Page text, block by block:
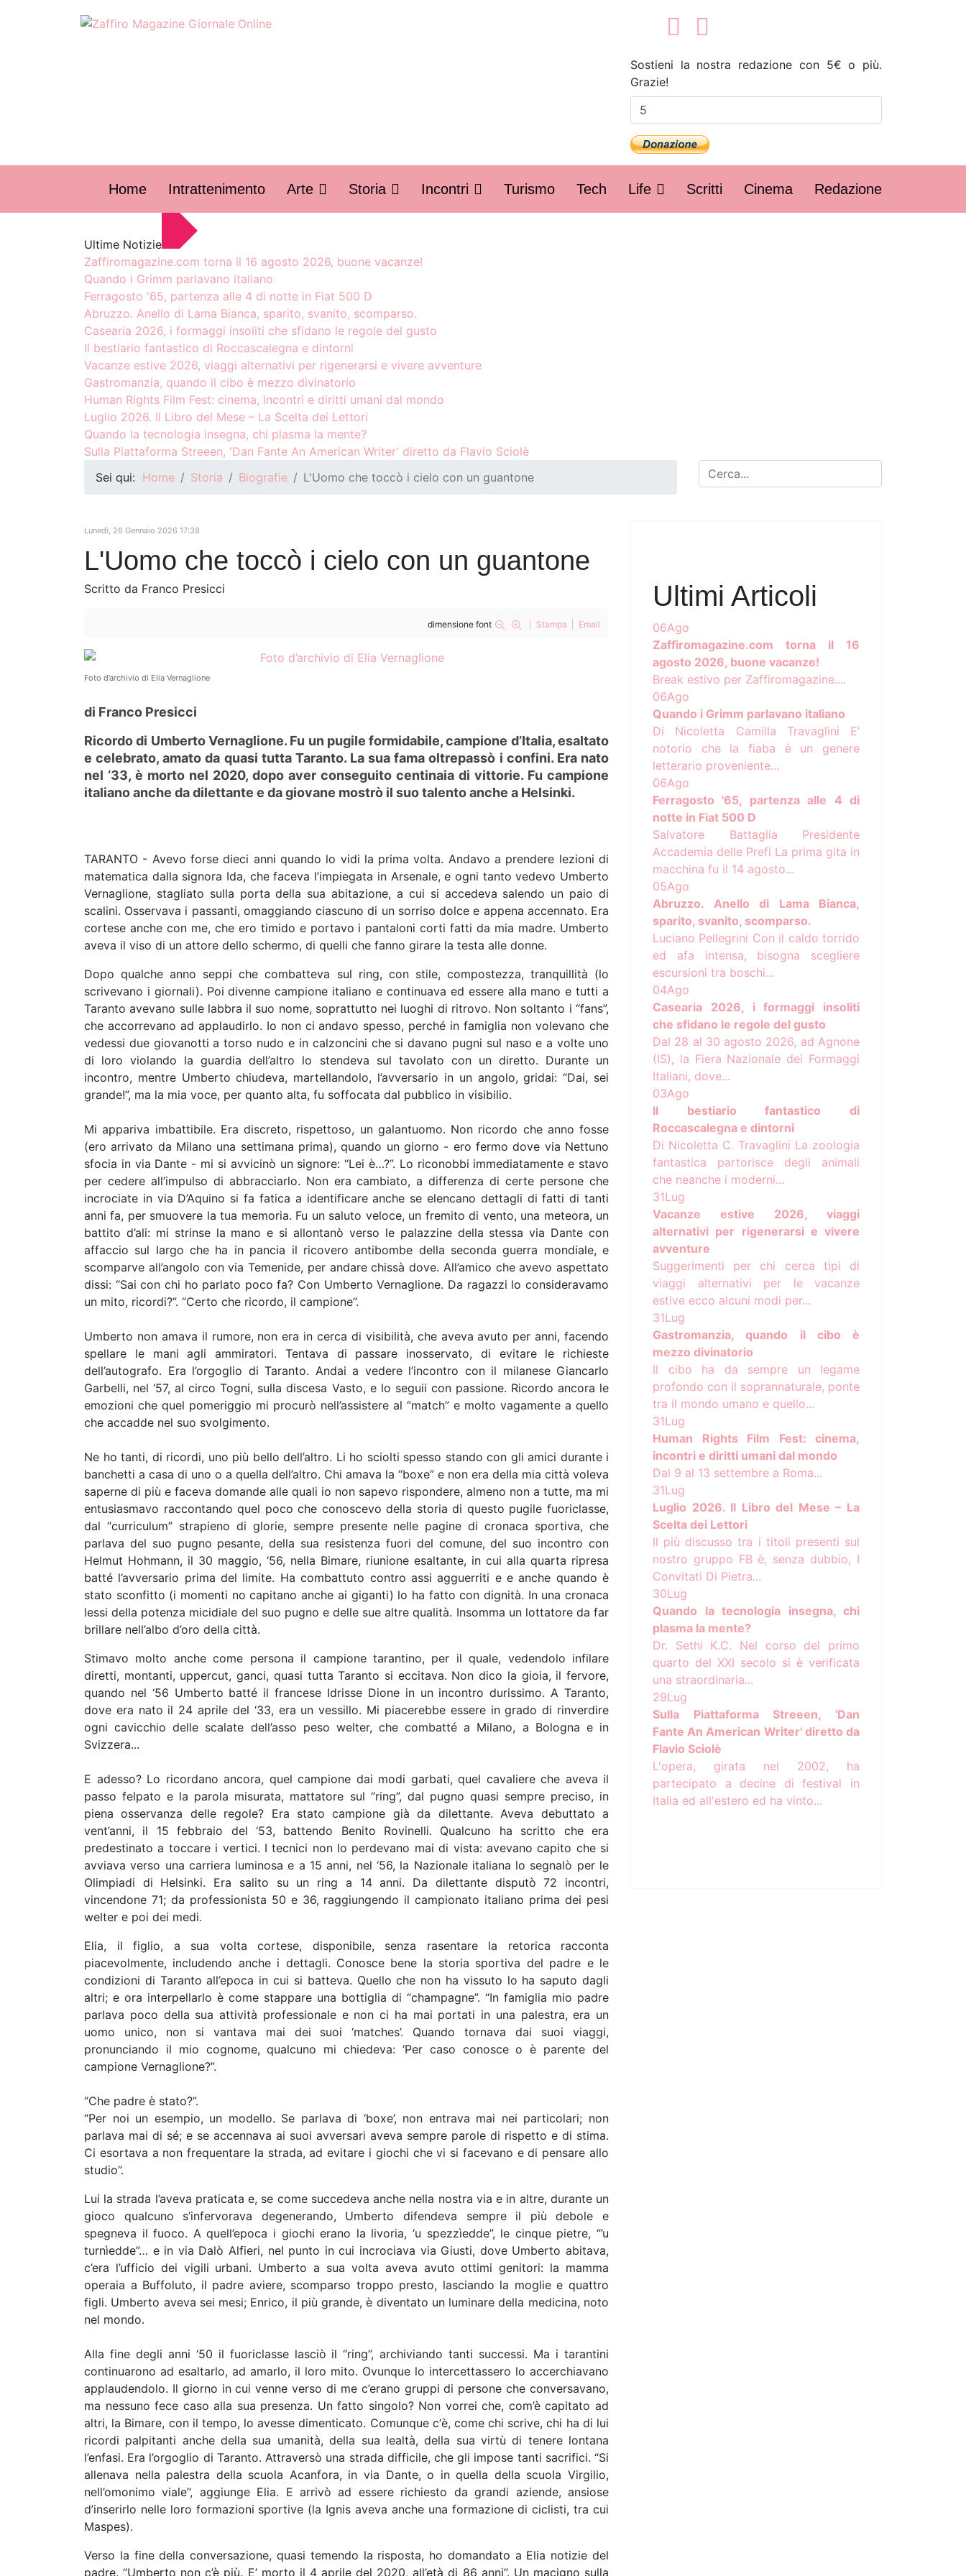
Sostieni la nostra redazione con 5€ o più.
Grazie!
Home Intrattenimento Arte Storia Incontri Turismo Tech Life Scritti Cinema Redazione
Ultime Notizie
Zaffiromagazine.com torna il 16 agosto 2026, buone vacanze!
Quando i Grimm parlavano italiano
Ferragosto '65, partenza alle 4 di notte in Fiat 500 D
Abruzzo. Anello di Lama Bianca, sparito, svanito, scomparso.
Casearia 2026, i formaggi insoliti che sfidano le regole del gusto
Il bestiario fantastico di Roccascalegna e dintorni
Vacanze estive 2026, viaggi alternativi per rigenerarsi e vivere avventure
Gastromanzia, quando il cibo è mezzo divinatorio
Human Rights Film Fest: cinema, incontri e diritti umani dal mondo
Luglio 2026. Il Libro del Mese – La Scelta dei Lettori
Quando la tecnologia insegna, chi plasma la mente?
Sulla Piattaforma Streeen, 'Dan Fante An American Writer' diretto da Flavio Sciolè
Sei qui: Home Storia Biografie L'Uomo che toccò i cielo con un guantone
Lunedì, 26 Gennaio 2026 17:38
L'Uomo che toccò i cielo con un guantone
Scritto da Franco Presicci
dimensione font Stampa Email
Foto d’archivio di Elia Vernaglione
di Franco Presicci
Ricordo di Umberto Vernaglione. Fu un pugile formidabile, campione d’Italia, esaltato
e celebrato, amato da quasi tutta Taranto. La sua fama oltrepassò i confini. Era nato
nel ‘33, è morto nel 2020, dopo aver conseguito centinaia di vittorie. Fu campione
italiano anche da dilettante e da giovane mostrò il suo talento anche a Helsinki.
TARANTO - Avevo forse dieci anni quando lo vidi la prima volta. Andavo a prendere lezioni di
matematica dalla signora Ida, che faceva l’impiegata in Arsenale, e ogni tanto vedevo Umberto
Vernaglione, stagliato sulla porta della sua abitazione, a cui si accedeva salendo un paio di
scalini. Osservava i passanti, omaggiando ciascuno di un sorriso dolce e appena accennato. Era
cortese anche con me, che ero timido e portavo i pantaloni corti fatti da mia madre. Umberto
aveva il viso di un attore dello schermo, di quelli che fanno girare la testa alle donne.
Dopo qualche anno seppi che combatteva sul ring, con stile, compostezza, tranquillità (lo
scrivevano i giornali). Poi divenne campione italiano e continuava ed essere alla mano e tutti a
Taranto avevano sulle labbra il suo nome, soprattutto nei luoghi di ritrovo. Non soltanto i “fans”,
che accorrevano ad applaudirlo. Io non ci andavo spesso, perché in famiglia non volevano che
vedessi due giovanotti a torso nudo e in calzoncini che si davano pugni sul naso e a volte uno
di loro violando la guardia dell’altro lo stendeva sul tavolato con un diretto. Durante un
incontro, mentre Umberto chiudeva, martellandolo, l’avversario in un angolo, gridai: “Dai, sei
grande!”, ma la mia voce, per quanto alta, fu soffocata dal pubblico in visibilio.
Mi appariva imbattibile. Era discreto, rispettoso, un galantuomo. Non ricordo che anno fosse
(ero arrivato da Milano una settimana prima), quando un giorno - ero fermo dove via Nettuno
sfocia in via Dante - mi si avvicinò un signore: “Lei è…?”. Lo riconobbi immediatamente e stavo
per cedere all’impulso di abbracciarlo. Non era cambiato, a differenza di certe persone che
incrociate in via D’Aquino si fa fatica a identificare anche se elencano dettagli di fatti di tanti
anni fa, per smuovere la tua memoria. Fu un saluto veloce, un fremito di vento, una meteora, un
battito d’ali: mi strinse la mano e si allontanò verso le palazzine della stessa via Dante con
affaccio sul largo che ha in pancia il ricovero antibombe della seconda guerra mondiale, e
scomparve all’angolo con via Temenide, per andare chissà dove. All’amico che avevo aspettato
dissi: “Sai con chi ho parlato poco fa? Con Umberto Vernaglione. Da ragazzi lo consideravamo
un mito, ricordi?”. “Certo che ricordo, il campione”.
Umberto non amava il rumore, non era in cerca di visibilità, che aveva avuto per anni, facendo
spellare le mani agli ammiratori. Tentava di passare inosservato, di evitare le richieste
dell’autografo. Era l’orgoglio di Taranto. Andai a vedere l’incontro con il milanese Giancarlo
Garbelli, nel ‘57, al circo Togni, sulla discesa Vasto, e lo seguii con passione. Ricordo ancora le
emozioni che quel pomeriggio mi procurò nell’assistere al “match” e molto vagamente a quello
che accadde nel suo svolgimento.
Ne ho tanti, di ricordi, uno più bello dell’altro. Li ho sciolti spesso stando con gli amici durante i
banchetti a casa di uno o a quella dell’altro. Chi amava la “boxe” e non era della mia città voleva
saperne di più e faceva domande alle quali io non sapevo rispondere, almeno non a tutte, ma mi
entusiasmavo raccontando quel poco che conoscevo della storia di questo pugile fuoriclasse,
dal “curriculum” strapieno di glorie, sempre presente nelle pagine di cronaca sportiva, che
parlava del suo pugno pesante, della sua resistenza fuori del comune, del suo incontro con
Helmut Hohmann, il 30 maggio, ‘56, nella Bimare, riunione esaltante, in cui alla quarta ripresa
batté l’avversario prima del limite. Ha combattuto contro assi agguerriti e e anche quando è
stato sconfitto (i momenti no capitano anche ai giganti) lo ha fatto con dignità. In una cronaca
lessi della potenza micidiale del suo pugno e delle sue altre qualità. Insomma un lottatore da far
brillare nell’albo d’oro della città.
Stimavo molto anche come persona il campione tarantino, per il quale, vedendolo infilare
diretti, montanti, uppercut, ganci, quasi tutta Taranto si eccitava. Non dico la gioia, il fervore,
quando nel ‘56 Umberto batté il francese Idrisse Dione in un incontro durissimo. A Taranto,
dove era nato il 24 aprile del ‘33, era un vessillo. Mi piacerebbe essere in grado di rinverdire
ogni cavicchio delle scalate dell’asso peso welter, che combatté a Milano, a Bologna e in
Svizzera...
E adesso? Lo ricordano ancora, quel campione dai modi garbati, quel cavaliere che aveva il
passo felpato e la parola misurata, mattatore sul “ring”, dal pugno quasi sempre preciso, in
piena osservanza delle regole? Era stato campione già da dilettante. Aveva debuttato a
vent’anni, il 15 febbraio del ‘53, battendo Benito Rovinelli. Qualcuno ha scritto che era
predestinato a toccare i vertici. I tecnici non lo perdevano mai di vista: avevano capito che si
avviava verso una carriera luminosa e a 15 anni, nel ‘56, la Nazionale italiana lo segnalò per le
Olimpiadi di Helsinki. Era salito su un ring a 14 anni. Da dilettante disputò 72 incontri,
vincendone 71; da professionista 50 e 36, raggiungendo il campionato italiano prima dei pesi
welter e poi dei medi.
Elia, il figlio, a sua volta cortese, disponibile, senza rasentare la retorica racconta
piacevolmente, includendo anche i dettagli. Conosce bene la storia sportiva del padre e le
condizioni di Taranto all’epoca in cui si batteva. Quello che non ha vissuto lo ha saputo dagli
altri; e ora interpellarlo è come stappare una bottiglia di “champagne”. “In famiglia mio padre
parlava poco della sua attività professionale e non ci ha mai portati in una palestra, era un
uomo unico, non si vantava mai dei suoi ‘matches’. Quando tornava dai suoi viaggi,
pronunciando il mio cognome, qualcuno mi chiedeva: ‘Per caso conosce o è parente del
campione Vernaglione?”.
“Che padre è stato?”.
“Per noi un esempio, un modello. Se parlava di ‘boxe’, non entrava mai nei particolari; non
parlava mai di sé; e se accennava ai suoi avversari aveva sempre parole di rispetto e di stima.
Ci esortava a non frequentare la strada, ad evitare i giochi che vi si facevano e di pensare allo
studio”.
Lui la strada l’aveva praticata e, se come succedeva anche nella nostra via e in altre, durante un
gioco qualcuno s’infervorava degenerando, Umberto difendeva sempre il più debole e
spegneva il fuoco. A quell’epoca i giochi erano la livoria, ‘u spezzìedde”, le cinque pietre, “’u
turnìedde”… e in via Dalò Alfieri, nel punto in cui incrociava via Giusti, dove Umberto abitava,
c’era l’ufficio dei vigili urbani. Umberto a sua volta aveva avuto ottimi genitori: la mamma
operaia a Buffoluto, il padre aviere, scomparso troppo presto, lasciando la moglie e quattro
figli. Umberto aveva sei mesi; Enrico, il più grande, è diventato un luminare della medicina, noto
nel mondo.
Alla fine degli anni ‘50 il fuoriclasse lasciò il “ring”, archiviando tanti successi. Ma i tarantini
continuarono ad esaltarlo, ad amarlo, il loro mito. Ovunque lo intercettassero lo accerchiavano
applaudendolo. Il giorno in cui venne verso di me c’erano gruppi di persone che conversavano,
ma nessuno fece caso alla sua presenza. Un fatto singolo? Non vorrei che, com’è capitato ad
altri, la Bimare, con il tempo, lo avesse dimenticato. Comunque c‘è, come chi scrive, chi ha di lui
ricordi palpitanti anche della sua umanità, della sua lealtà, della sua virtù di tenere lontana
l’enfasi. Era l’orgoglio di Taranto. Attraversò una strada difficile, che gli impose tanti sacrifici. “Si
allenava nella palestra della scuola Acanfora, in via Dante, o in quella della scuola Virgilio,
nell’omonimo viale”, aggiunge Elia. E arrivò ad essere richiesto da grandi aziende, ansiose
d’inserirlo nelle loro formazioni sportive (la Ignis aveva anche una formazione di ciclisti, tra cui
Maspes).
Verso la fine della conversazione, quasi temendo la risposta, ho domandato a Elia notizie del
padre. “Umberto non c’è più. E’ morto il 4 aprile del 2020, all’età di 86 anni”. Un macigno sulla
Ultimi Articoli
06Ago
Zaffiromagazine.com torna il 16
agosto 2026, buone vacanze!
Break estivo per Zaffiromagazine....
06Ago
Quando i Grimm parlavano italiano
Di Nicoletta Camilla Travaglini E’
notorio che la fiaba è un genere
letterario proveniente...
06Ago
Ferragosto '65, partenza alle 4 di
notte in Fiat 500 D
Salvatore Battaglia Presidente
Accademia delle Prefi La prima gita in
macchina fu il 14 agosto...
05Ago
Abruzzo. Anello di Lama Bianca,
sparito, svanito, scomparso.
Luciano Pellegrini Con il caldo torrido
ed afa intensa, bisogna scegliere
escursioni tra boschi...
04Ago
Casearia 2026, i formaggi insoliti
che sfidano le regole del gusto
Dal 28 al 30 agosto 2026, ad Agnone
(IS), la Fiera Nazionale dei Formaggi
Italiani, dove...
03Ago
Il bestiario fantastico di
Roccascalegna e dintorni
Di Nicoletta C. Travaglini La zoologia
fantastica partorisce degli animali
che neanche i moderni...
31Lug
Vacanze estive 2026, viaggi
alternativi per rigenerarsi e vivere
avventure
Suggerimenti per chi cerca tipi di
viaggi alternativi per le vacanze
estive ecco alcuni modi per...
31Lug
Gastromanzia, quando il cibo è
mezzo divinatorio
Il cibo ha da sempre un legame
profondo con il soprannaturale, ponte
tra il mondo umano e quello...
31Lug
Human Rights Film Fest: cinema,
incontri e diritti umani dal mondo
Dal 9 al 13 settembre a Roma...
31Lug
Luglio 2026. Il Libro del Mese – La
Scelta dei Lettori
Il più discusso tra i titoli presenti sul
nostro gruppo FB è, senza dubbio, I
Convitati Di Pietra...
30Lug
Quando la tecnologia insegna, chi
plasma la mente?
Dr. Sethi K.C. Nel corso del primo
quarto del XXI secolo si è verificata
una straordinaria...
29Lug
Sulla Piattaforma Streeen, 'Dan
Fante An American Writer' diretto da
Flavio Sciolè
L'opera, girata nel 2002, ha
partecipato a decine di festival in
Italia ed all'estero ed ha vinto...